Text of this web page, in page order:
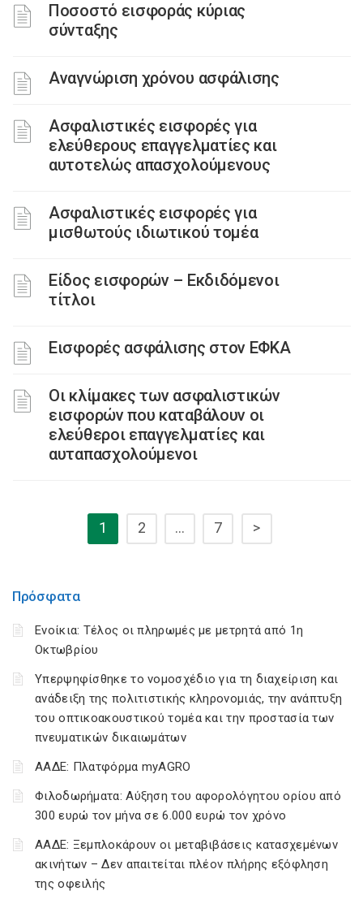
Ποσοστό εισφοράς κύριας
σύνταξης
Αναγνώριση χρόνου ασφάλισης
Ασφαλιστικές εισφορές για
ελεύθερους επαγγελματίες και
αυτοτελώς απασχολούμενους
Ασφαλιστικές εισφορές για
μισθωτούς ιδιωτικού τομέα
Είδος εισφορών – Εκδιδόμενοι
τίτλοι
Εισφορές ασφάλισης στον ΕΦΚΑ
Οι κλίμακες των ασφαλιστικών
εισφορών που καταβάλουν οι
ελεύθεροι επαγγελματίες και
αυταπασχολούμενοι
1 2 … 7 >
Πρόσφατα
Ενοίκια: Τέλος οι πληρωμές με μετρητά από 1η
Οκτωβρίου
Υπερψηφίσθηκε το νομοσχέδιο για τη διαχείριση και
ανάδειξη της πολιτιστικής κληρονομιάς, την ανάπτυξη
του οπτικοακουστικού τομέα και την προστασία των
πνευματικών δικαιωμάτων
ΑΑΔΕ: Πλατφόρμα myAGRO
Φιλοδωρήματα: Αύξηση του αφορολόγητου ορίου από
300 ευρώ τον μήνα σε 6.000 ευρώ τον χρόνο
ΑΑΔΕ: Ξεμπλοκάρουν οι μεταβιβάσεις κατασχεμένων
ακινήτων – Δεν απαιτείται πλέον πλήρης εξόφληση
της οφειλής